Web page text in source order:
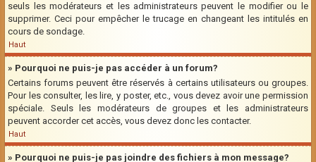
seuls les modérateurs et les administrateurs peuvent le modifier ou le
supprimer. Ceci pour empêcher le trucage en changeant les intitulés en
cours de sondage.
Haut
» Pourquoi ne puis-je pas accéder à un forum?
Certains forums peuvent être réservés à certains utilisateurs ou groupes.
Pour les consulter, les lire, y poster, etc., vous devez avoir une permission
spéciale. Seuls les modérateurs de groupes et les administrateurs
peuvent accorder cet accès, vous devez donc les contacter.
Haut
» Pourquoi ne puis-je pas joindre des fichiers à mon message?